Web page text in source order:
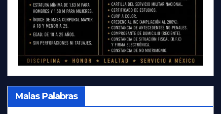
Malas Palabras